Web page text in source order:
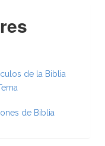
de la Biblia
de Biblia